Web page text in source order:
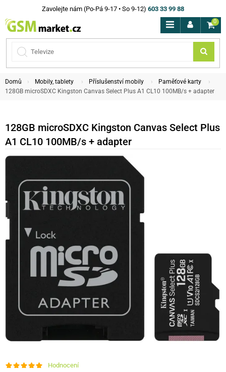
Zavolejte nám (Po-Pá 9-17 • So 9-12) 603 33 99 88
0
Domů Mobily, tablety Příslušenství mobily
Paměťové karty
128GB microSDXC Kingston Canvas Select Plus A1 CL10 100MB/s + adapter
128GB microSDXC Kingston Canvas Select Plus
A1 CL10 100MB/s + adapter
Hodnocení